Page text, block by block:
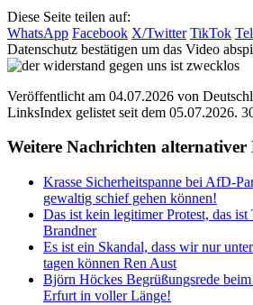
Diese Seite teilen auf:
WhatsApp Facebook X/Twitter TikTok
Datenschutz bestätigen um das Video
Veröffentlicht am 04.07.2026 von
LinksIndex gelistet seit dem 05.07.2026.
Weitere Nachrichten alternativer
Krasse Sicherheitspanne bei AfD-
gewaltig schief gehen können!
Das ist kein legitimer Protest, das ist
Brandner
Es ist ein Skandal, dass wir nur
tagen können Ren Aust
Björn Höckes Begrüßungsrede
Erfurt in voller Länge!